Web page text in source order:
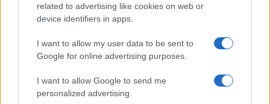
related to advertising like cookies on web or
device identifiers in apps.
I want to allow my user data to be sent to
Google for online advertising purposes.
I want to allow Google to send me
personalized advertising.